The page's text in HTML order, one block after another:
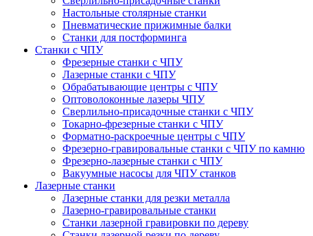
Настольные столярные станки
Пневматические прижимные балки
Станки для постформинга
Станки с ЧПУ
Фрезерные станки с ЧПУ
Лазерные станки с ЧПУ
Обрабатывающие центры с ЧПУ
Оптоволоконные лазеры ЧПУ
Сверлильно-присадочные станки с ЧПУ
Токарно-фрезерные станки с ЧПУ
Форматно-раскроечные центры с ЧПУ
Фрезерно-гравировальные станки с ЧПУ по камню
Фрезерно-лазерные станки с ЧПУ
Вакуумные насосы для ЧПУ станков
Лазерные станки
Лазерные станки для резки металла
Лазерно-гравировальные станки
Станки лазерной гравировки по дереву